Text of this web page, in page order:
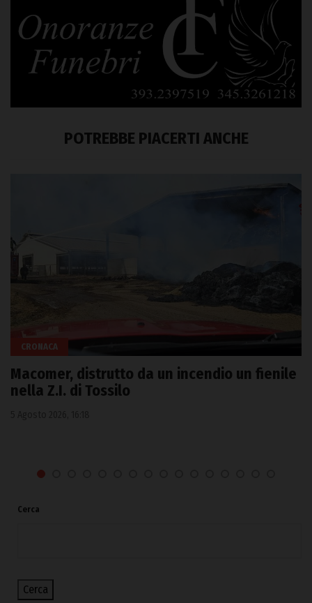
POTREBBE PIACERTI ANCHE
CRONACA
Macomer, distrutto da un incendio un fienile
nella Z.I. di Tossilo
Cerca
Cerca